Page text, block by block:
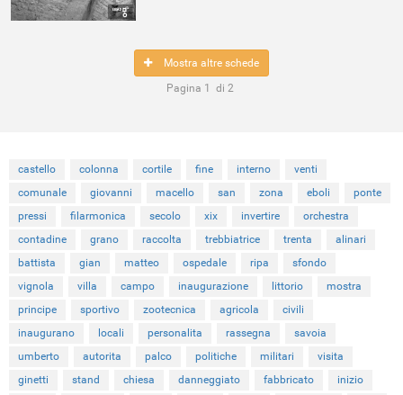
Mostra altre schede
Pagina 1 di 2
castello colonna cortile fine interno
venti
comunale
giovanni macello san zona eboli
ponte
pressi
filarmonica secolo xix invertire
orchestra
contadine
grano raccolta trebbiatrice trenta
alinari
battista
gian matteo ospedale ripa
sfondo
vignola
villa campo inaugurazione littorio
mostra
principe
sportivo zootecnica agricola
civili
inaugurano
locali personalita rassegna
savoia
umberto
autorita palco politiche militari
visita
ginetti
stand chiesa danneggiato fabbricato inizio